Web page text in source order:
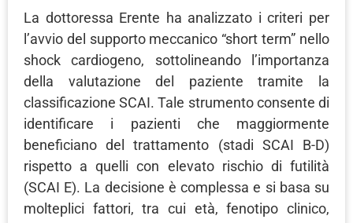
La dottoressa Erente ha analizzato i criteri per
l’avvio del supporto meccanico “short term” nello
shock cardiogeno, sottolineando l’importanza
della valutazione del paziente tramite la
classificazione SCAI. Tale strumento consente di
identificare i pazienti che maggiormente
beneficiano del trattamento (stadi SCAI B-D)
rispetto a quelli con elevato rischio di futilità
(SCAI E). La decisione è complessa e si basa su
molteplici fattori, tra cui età, fenotipo clinico,